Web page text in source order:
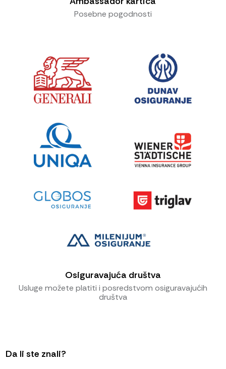
Posebne pogodnosti
Osiguravajuća društva
Usluge možete platiti i posredstvom osiguravajućih
društva
Da li ste znali?